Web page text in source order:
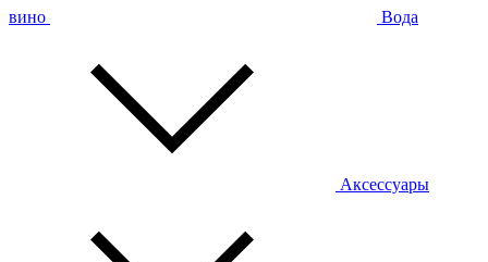
вино Вода
Аксессуары